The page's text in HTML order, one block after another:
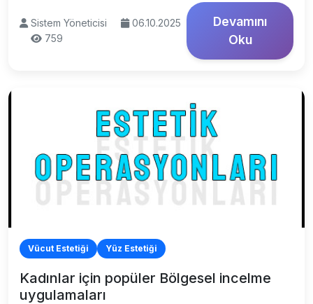
Sistem Yöneticisi
06.10.2025
759
Devamını
Oku
Vücut Estetiği Yüz Estetiği
Kadınlar için popüler Bölgesel incelme
uygulamaları